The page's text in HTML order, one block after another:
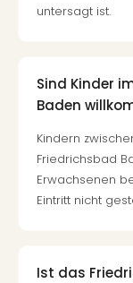
untersagt ist.
Sind Kinder
Baden
Kindern
Friedrichsbad
Erwachsenen
Eintritt nicht
Ist das